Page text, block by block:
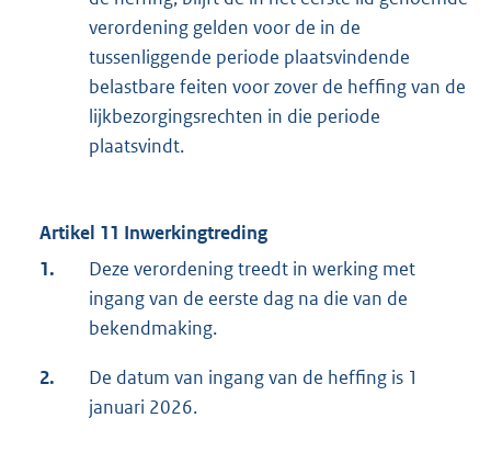
verordening gelden voor de in de
tussenliggende periode plaatsvindende
belastbare feiten voor zover de heffing van de
lijkbezorgingsrechten in die periode
plaatsvindt.
Artikel 11 Inwerkingtreding
1.
Deze verordening treedt in werking met
ingang van de eerste dag na die van de
bekendmaking.
2.
De datum van ingang van de heffing is 1
januari 2026.